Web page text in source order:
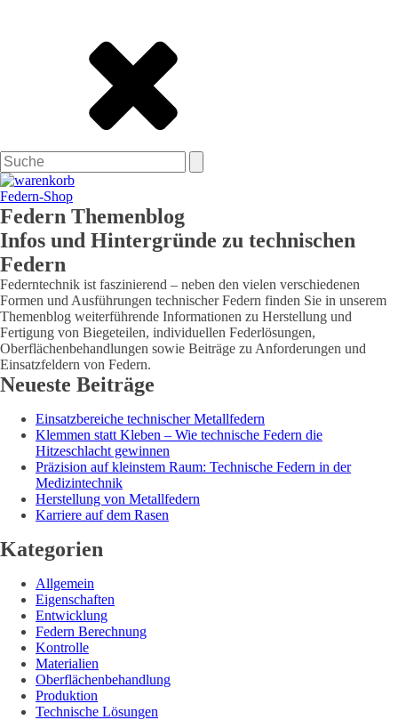
Federn-Shop
Federn Themenblog
Infos und Hintergründe zu technischen
Federn
Federntechnik ist faszinierend – neben den vielen verschiedenen
Formen und Ausführungen technischer Federn finden Sie in unserem
Themenblog weiterführende Informationen zu Herstellung und
Fertigung von Biegeteilen, individuellen Federlösungen,
Oberflächenbehandlungen sowie Beiträge zu Anforderungen und
Einsatzfeldern von Federn.
Neueste Beiträge
Einsatzbereiche technischer Metallfedern
Klemmen statt Kleben – Wie technische Federn die
Hitzeschlacht gewinnen
Präzision auf kleinstem Raum: Technische Federn in der
Medizintechnik
Herstellung von Metallfedern
Karriere auf dem Rasen
Kategorien
Allgemein
Eigenschaften
Entwicklung
Federn Berechnung
Kontrolle
Materialien
Oberflächenbehandlung
Produktion
Technische Lösungen